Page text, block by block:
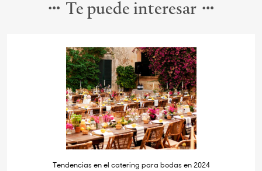
Te puede interesar
Tendencias en el catering para bodas en 2024